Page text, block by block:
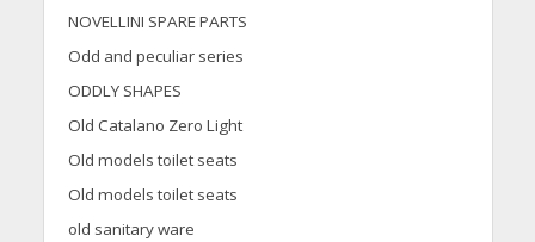
NOVELLINI SPARE PARTS
Odd and peculiar series
ODDLY SHAPES
Old Catalano Zero Light
Old models toilet seats
Old models toilet seats
old sanitary ware